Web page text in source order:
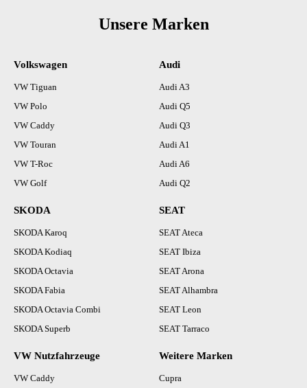
Vorbereitung zur Befestigung
Wartungsintervallverlängerung
Wegfahrsperre elektronisch
XDS+ (Elektronische Quersperre)
Zentralverriegelung
Unsere Marken
Volkswagen
VW Tiguan
VW Polo
VW Caddy
VW Touran
VW T-Roc
VW Golf
Audi
Audi A3
Audi Q5
Audi Q3
Audi A1
Audi A6
Audi Q2
SKODA
SKODA Karoq
SKODA Kodiaq
SKODA Octavia
SKODA Fabia
SKODA Octavia Combi
SKODA Superb
SEAT
SEAT Ateca
SEAT Ibiza
SEAT Arona
SEAT Alhambra
SEAT Leon
SEAT Tarraco
VW Nutzfahrzeuge
VW Caddy
Weitere Marken
Cupra